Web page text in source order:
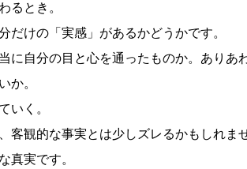
るとき。
だけの「実感」があるかどうかです。
に自分の目と心を通ったものか。ありあ
か。
いく。
客観的な事実とは少しズレるかもしれま
真実です。